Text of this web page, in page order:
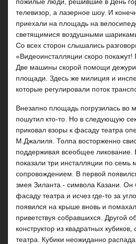
телевизор, а лазерное шоу. И
приехали на площадь на
светящимися воздушными
Со всех сторон слышались
«Видеоинсталляции скоро покажут!
Две машины скорой помощи
площади. Здесь же милиция и
которые регулировали поток
Внезапно площадь погрузилась во
пошутил кто-то. Но в следующую
приковал взоры к фасаду театра
М.Джалиля. Толпа восторженно
поддерживая всеобщее ликование.
показали три инсталляции по семь
сопровождением. В первой
змея Зиланта - символа Казани. Он
фасаду театра и исчез где-то за
появился на крыше вновь и
приветствуя собравшихся. Другой
конструктор из квадратных
театра. Кубики неожиданно